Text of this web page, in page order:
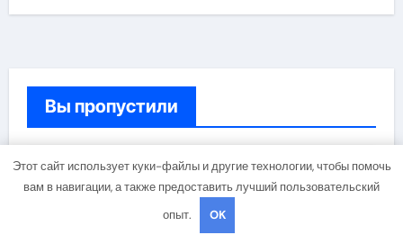
Вы пропустили
Банки и магазины
Этот сайт использует куки-файлы и другие технологии, чтобы помочь
вам в навигации, а также предоставить лучший пользовательский
опыт.
OK